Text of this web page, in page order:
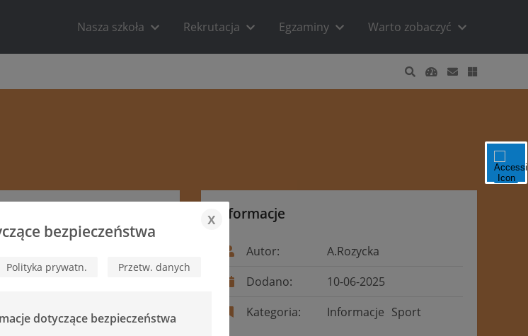
Nasza szkoła Rekrutacja Egzaminy Warto zobaczyć
Informacje
Autor:
A.Rozycka
Dodano:
10-06-2025
Kategoria:
Informacje Sport
bezpieczeństwa
x
Polityka prywatn. Przetw. danych
dotyczące bezpieczeństwa